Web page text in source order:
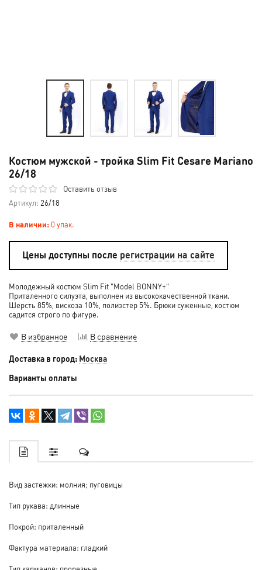
Костюм мужской - тройка Slim Fit Cesare Mariano
26/18
Оставить отзыв
Артикул: 26/18
В наличии:0 упак.
Цены доступны после регистрации на сайте
Молодежный костюм Slim Fit "Model BONNY+"
Приталенного силуэта, выполнен из высококачественной ткани.
Шерсть 85%, вискоза 10%, полиэстер 5%. Брюки суженные, костюм
садится строго по фигуре.
В избранное В сравнение
Доставка в город: Москва
Варианты оплаты
Вид застежки: молния; пуговицы
Тип рукава: длинные
Покрой: приталенный
Фактура материала: гладкий